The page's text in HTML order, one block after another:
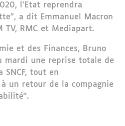
l’Etat reprendra
a dit Emmanuel Macron
TV, RMC et Mediapart.
et des Finances, Bruno
mardi une reprise totale de
SNCF, tout en
un retour de la compagnie